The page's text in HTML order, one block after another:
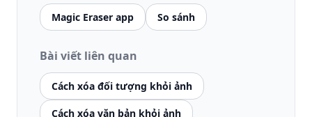
Magic Eraser app So sánh
Bài viết liên quan
Cách xóa đối tượng khỏi ảnh
Cách xóa văn bản khỏi ảnh